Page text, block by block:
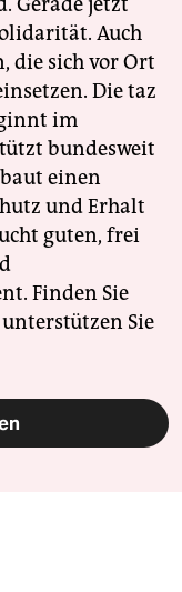
Auch
die sich vor Ort
Die taz
im
bundesweit
einen
und Erhalt
guten, frei
Finden Sie
Sie